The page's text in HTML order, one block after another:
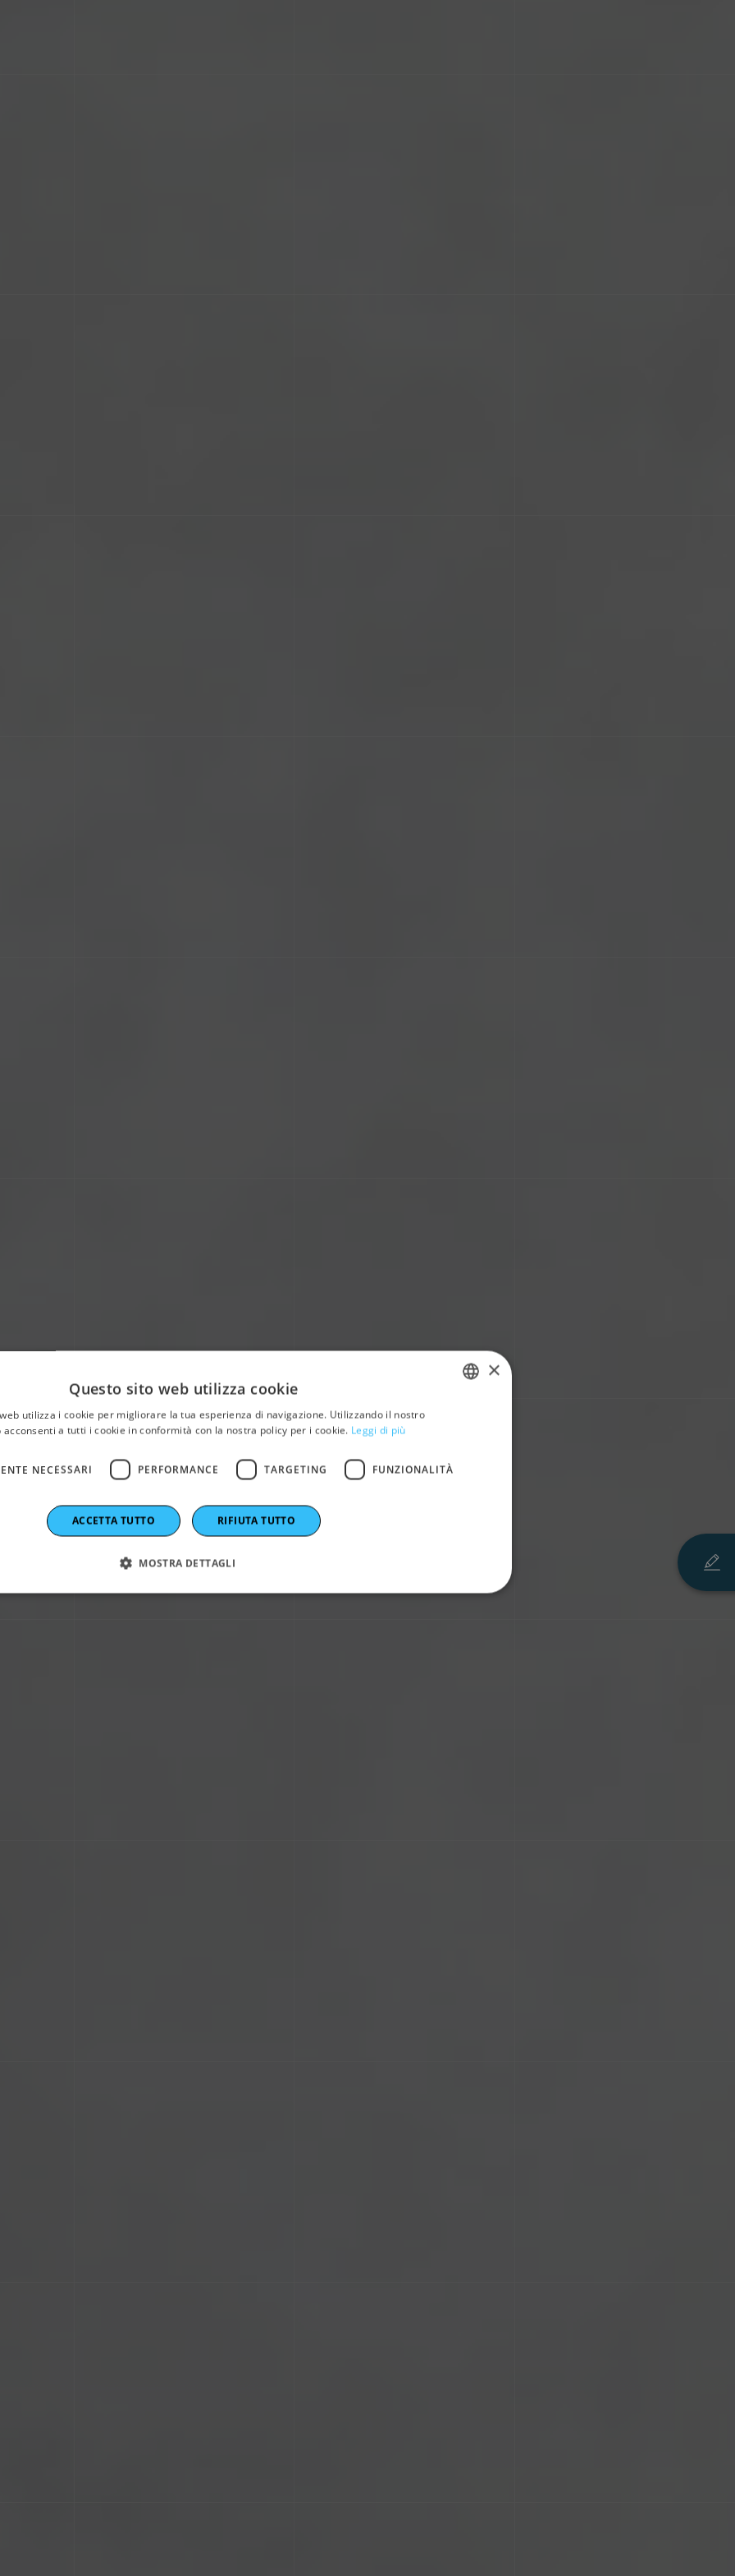
Home
e Compliance SPANISH
×
Questo sito web utilizza cookie
utilizza i cookie per migliorare la tua esperienza di navigazione. Utilizzando il nostro
acconsenti a tutti i cookie in conformità con la nostra policy per i cookie. Leggi di più
NECESSARI PERFORMANCE TARGETING FUNZIONALITÀ
ACCETTA TUTTO RIFIUTA TUTTO
MOSTRA DETTAGLI